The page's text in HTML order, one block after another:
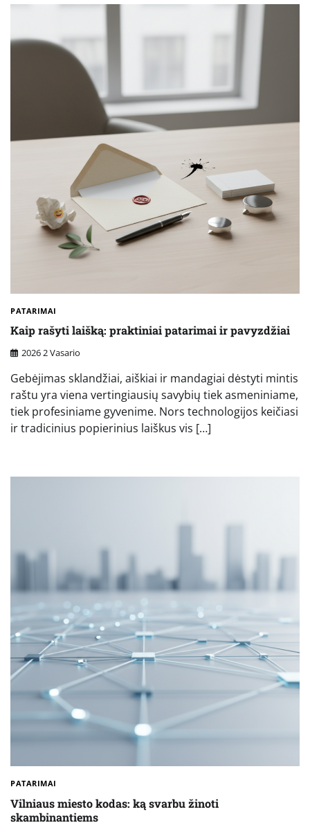
PATARIMAI
Kaip rašyti laišką: praktiniai patarimai ir pavyzdžiai
2026 2 Vasario
Gebėjimas sklandžiai, aiškiai ir mandagiai dėstyti mintis
raštu yra viena vertingiausių savybių tiek asmeniniame,
tiek profesiniame gyvenime. Nors technologijos keičiasi
ir tradicinius popierinius laiškus vis […]
PATARIMAI
Vilniaus miesto kodas: ką svarbu žinoti
skambinantiems